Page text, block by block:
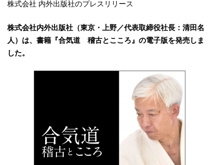
株式会社 内外出版社のプレスリリース
株式会社内外出版社（東京・上野／代表取締役社長：清田名
人）は、書籍『合気道 稽古とこころ』の電子版を発売しま
した。